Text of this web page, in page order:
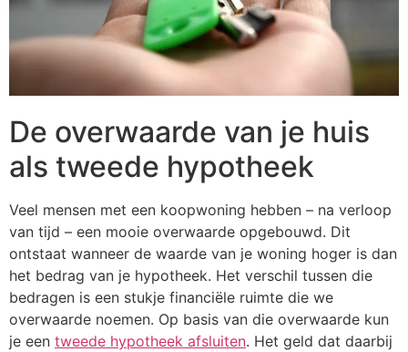
De overwaarde van je huis
als tweede hypotheek
Veel mensen met een koopwoning hebben – na verloop
van tijd – een mooie overwaarde opgebouwd. Dit
ontstaat wanneer de waarde van je woning hoger is dan
het bedrag van je hypotheek. Het verschil tussen die
bedragen is een stukje financiële ruimte die we
overwaarde noemen. Op basis van die overwaarde kun
je een tweede hypotheek afsluiten. Het geld dat daarbij